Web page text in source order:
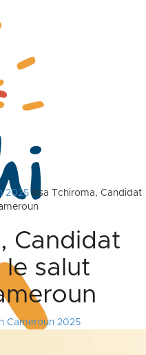
2025 Issa Tchiroma, Candidat
Candidat
salut
Cameroun 2025